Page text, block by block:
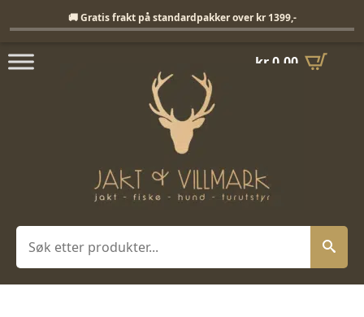
kr0,00
Søk
🚚 Gratis frakt på standardpakker over kr 1399,-